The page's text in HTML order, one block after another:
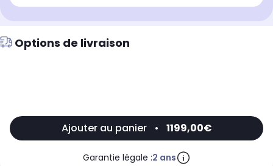
Options de livraison
Ajouter au panier • 1199,00€
Garantie légale :2 ans